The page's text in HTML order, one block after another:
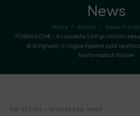
News
Home / Articoli / News In
FORMAZIONE – A cura della SSIP gli incontri
di Arzignano, in lingua inglese sulla
trasformata di Fourier
MAY 27 2025 / IN EVIDENZA, NEWS